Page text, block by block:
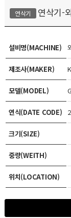
연삭기 연삭기-
설비명(MACHINE)
제조사(MAKER)
모델(MODEL)
연식(DATE CODE)
크기(SIZE)
중량(WEITH)
위치(LOCATION)